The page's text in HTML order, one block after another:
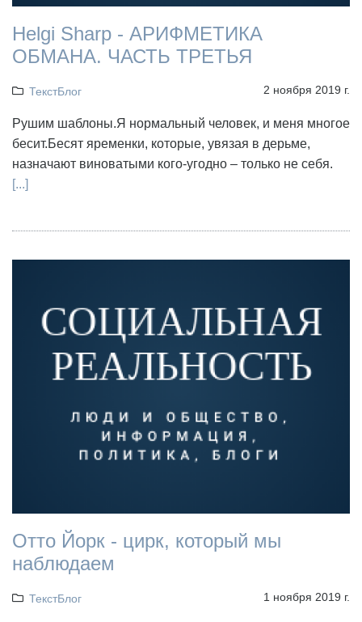
Helgi Sharp - АРИФМЕТИКА
ОБМАНА. ЧАСТЬ ТРЕТЬЯ
ТекстБлог 2 ноября 2019 г.
Рушим шаблоны.Я нормальный человек, и меня многое
бесит.Бесят яременки, которые, увязая в дерьме,
назначают виноватыми кого-угодно – только не себя.
[...]
Отто Йорк - цирк, который мы
наблюдаем
ТекстБлог 1 ноября 2019 г.